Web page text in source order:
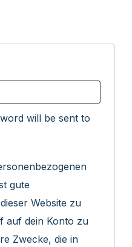
will be sent to
gute
Website zu
auf dein Konto zu
Zwecke, die in